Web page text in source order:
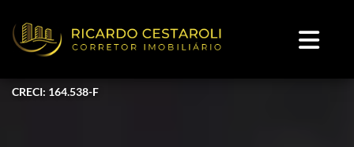
CRECI: 164.538-F